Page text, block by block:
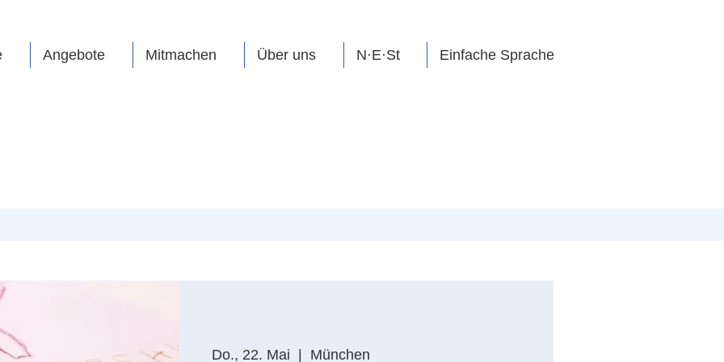
Angebote Mitmachen Über uns N·E·St Einfache Sprache
Do., 22. Mai München